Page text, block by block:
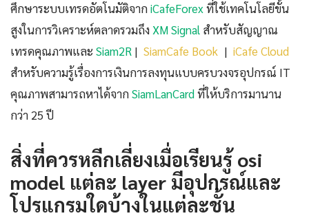
ศึกษาระบบเทรดอัตโนมัติจากiCafeForex ที่ใช้เทคโนโลยีขั้น
สูงในการวิเคราะห์ตลาดรวมถึง XM Signal สำหรับสัญญาณ
เทรดคุณภาพและ Siam2R | SiamCafe Book | iCafe Cloud
สำหรับความรู้เรื่องการเงินการลงทุนแบบครบวงจรอุปกรณ์ IT
คุณภาพสามารถหาได้จากSiamLanCardที่ให้บริการมานาน
กว่า 25 ปี
สิ่งที่ควรหลีกเลี่ยงเมื่อเรียนรู้ osi
model แต่ละ layer มีอุปกรณ์และ
โปรแกรมใดบ้างในแต่ละชั้น